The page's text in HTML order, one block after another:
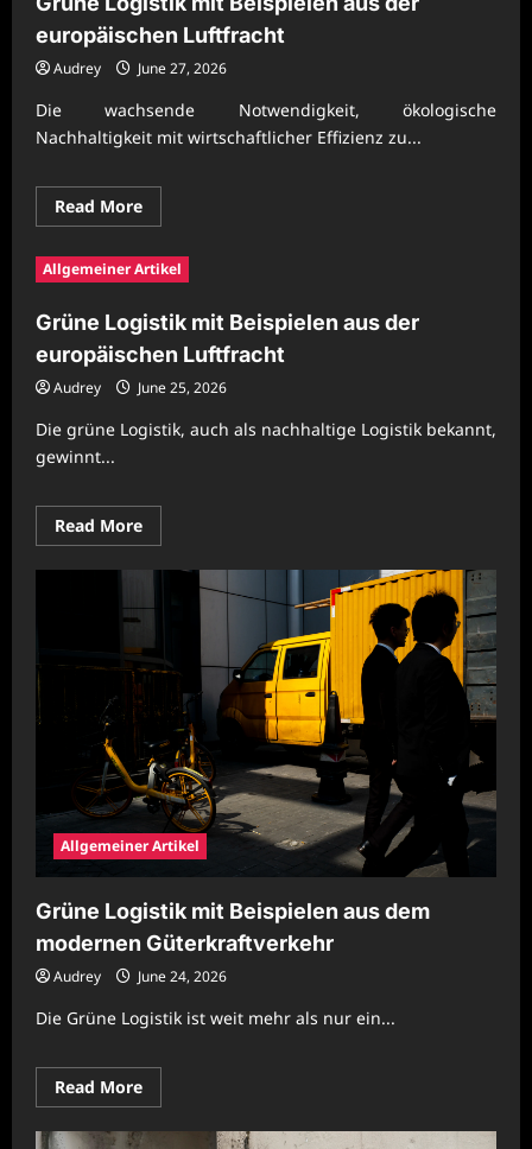
europäischen Luftfracht
Audrey June 27, 2026
Die wachsende Notwendigkeit, ökologische
Nachhaltigkeit mit wirtschaftlicher Effizienz zu...
Read MoreRead
more
Grüne
Logistik
mit
aus
der
europäischen
Allgemeiner Artikel
Grüne Logistik mit Beispielen aus der
europäischen Luftfracht
Audrey June 25, 2026
Die grüne Logistik, auch als nachhaltige Logistik bekannt,
gewinnt...
Read MoreRead
more
Grüne
Logistik
mit
europäischen
Luftfracht
Allgemeiner Artikel
Grüne Logistik mit Beispielen aus dem
modernen Güterkraftverkehr
Audrey June 24, 2026
Die Grüne Logistik ist weit mehr als nur ein...
Read MoreRead
more
Grüne